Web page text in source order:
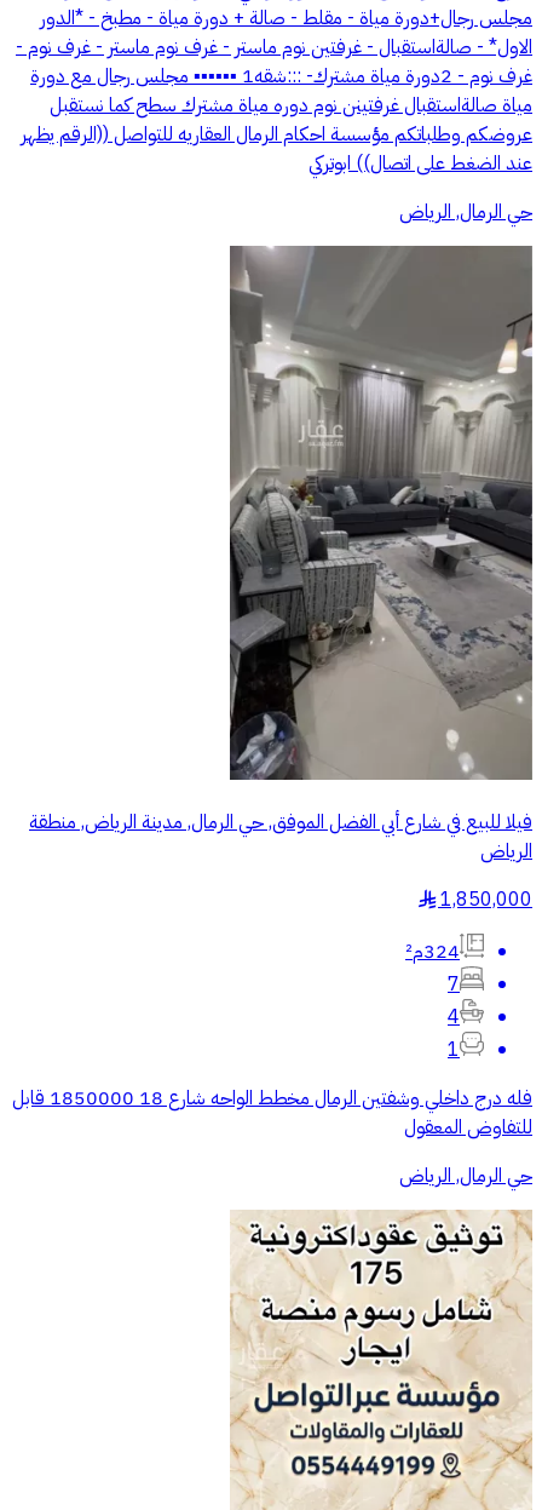
مجلس رجال+دورة مياة - مقلط - صالة + دورة مياة - مطبخ - *الدور
الاول* - صالةاستقبال - غرفتين نوم ماستر - غرف نوم ماستر - غرف نوم -
غرف نوم - 2دورة مياة مشترك- :::شقه1 ▪︎▪︎▪︎▪︎▪︎▪︎ مجلس رجال مع دورة
مياة صالةاستقبال غرفتينن نوم دوره مياة مشترك سطح كما نستقبل
عروضكم وطلباتكم مؤسسة احكام الرمال العقاريه للتواصل ((الرقم يظهر
عند الضغط على اتصال)) ابوتركي
حي الرمال, الرياض
فيلا للبيع في شارع أبي الفضل الموفق, حي الرمال, مدينة الرياض, منطقة
الرياض
1,850,000
§
324م²
7
4
1
فله درج داخلي وشفتين الرمال مخطط الواحه شارع 18 1850000 قابل
للتفاوض المعقول
حي الرمال, الرياض